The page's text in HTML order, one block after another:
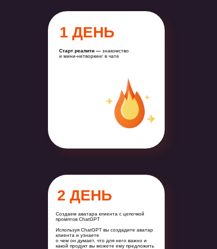
2 ДЕНЬ
Создаем аватара клиента с цепочкой
промптов ChatGPT
Используя ChatGPT вы создадите аватар
клиента и узнаете
о чем он думает, что для него важно и
какой продукт вы можете ему предложить
1 ДЕНЬ
Старт реалити — знакомство
и мини-нетворкинг в чате